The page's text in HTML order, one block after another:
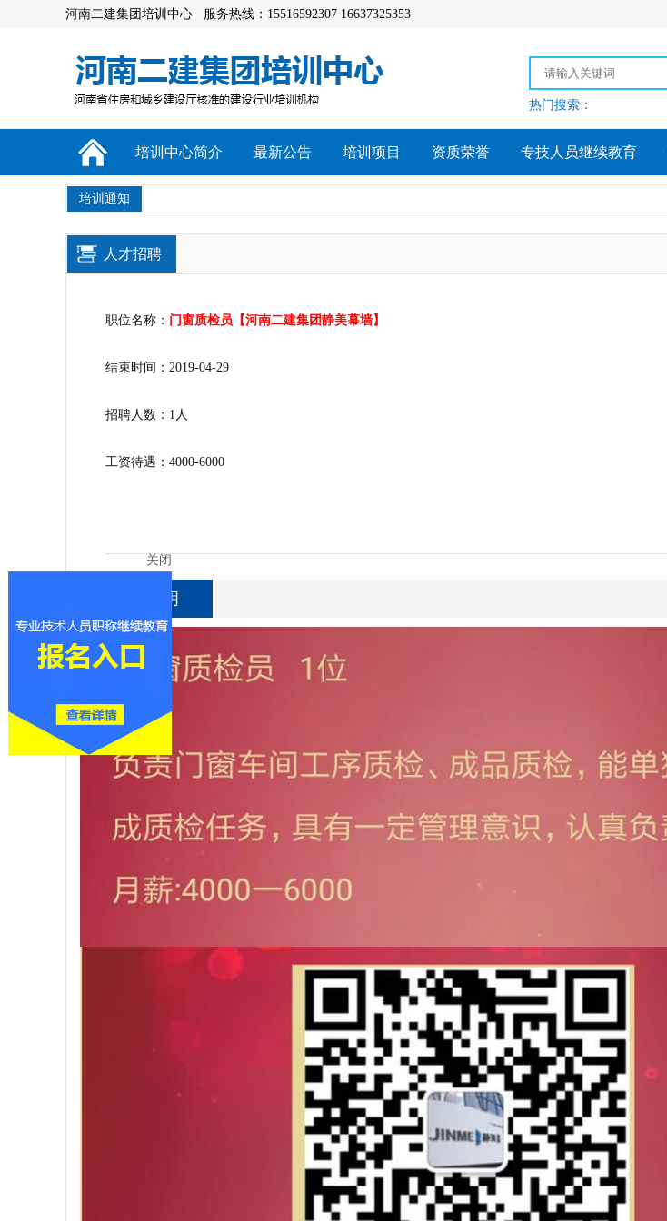
河南二建集团培训中心 服务热线：15516592307 16637325353
热门搜索：
培训中心简介 最新公告 培训项目 资质荣誉 专技人员继续教育
培训通知
人才招聘
职位名称： 门窗质检员【河南二建集团静美幕墙】
结束时间：2019-04-29
招聘人数：1人
工资待遇：4000-6000
详细说明关闭